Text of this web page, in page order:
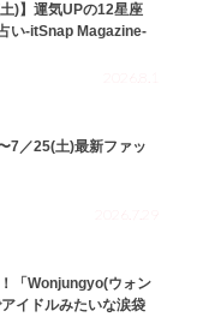
)】運気UPの12星座
い-itSnap Magazine-
7／25(土)最新ファッ
「Wonjungyo(ウォン
イドルみたいな涙袋